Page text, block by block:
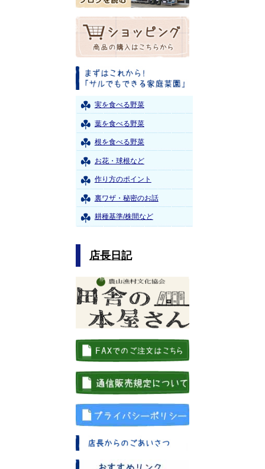
実を食べる野菜
葉を食べる野菜
根を食べる野菜
お花・球根など
作り方のポイント
裏ワザ・秘密のお話
耕種基準/株間など
店長日記